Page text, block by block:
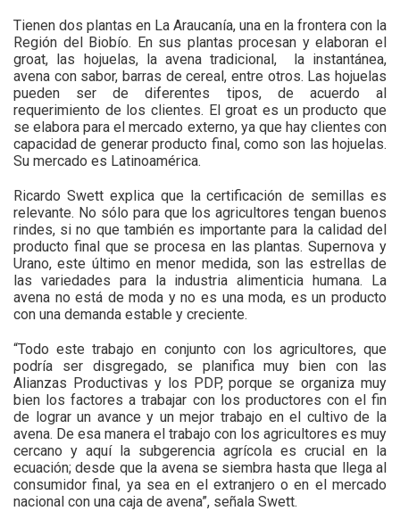
Tienen dos plantas en La Araucanía, una en la frontera con la
Región del Biobío. En sus plantas procesan y elaboran el
groat, las hojuelas, la avena tradicional, la instantánea,
avena con sabor, barras de cereal, entre otros. Las hojuelas
pueden ser de diferentes tipos, de acuerdo al
requerimiento de los clientes. El groat es un producto que
se elabora para el mercado externo, ya que hay clientes con
capacidad de generar producto final, como son las hojuelas.
Su mercado es Latinoamérica.
Ricardo Swett explica que la certificación de semillas es
relevante. No sólo para que los agricultores tengan buenos
rindes, si no que también es importante para la calidad del
producto final que se procesa en las plantas. Supernova y
Urano, este último en menor medida, son las estrellas de
las variedades para la industria alimenticia humana. La
avena no está de moda y no es una moda, es un producto
con una demanda estable y creciente.
“Todo este trabajo en conjunto con los agricultores, que
podría ser disgregado, se planifica muy bien con las
Alianzas Productivas y los PDP, porque se organiza muy
bien los factores a trabajar con los productores con el fin
de lograr un avance y un mejor trabajo en el cultivo de la
avena. De esa manera el trabajo con los agricultores es muy
cercano y aquí la subgerencia agrícola es crucial en la
ecuación; desde que la avena se siembra hasta que llega al
consumidor final, ya sea en el extranjero o en el mercado
nacional con una caja de avena”, señala Swett.